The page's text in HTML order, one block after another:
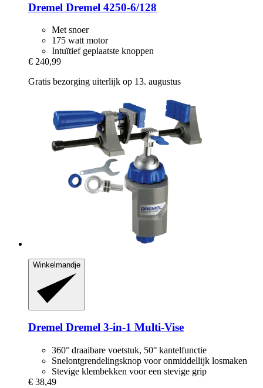
Dremel Dremel 4250-​6/128
Met snoer
175 watt motor
Intuïtief geplaatste knoppen
€ 240,99
Gratis bezorging uiterlijk op 13. augustus
Winkelmandje
Dremel Dremel 3-​in-​1 Multi-​Vise
360° draaibare voetstuk, 50° kantelfunctie
Snelontgrendelingsknop voor onmiddellijk losmaken
Stevige klembekken voor een stevige grip
€ 38,49